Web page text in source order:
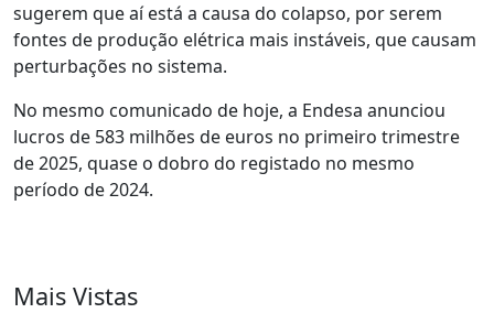
sugerem que aí está a causa do colapso, por serem
fontes de produção elétrica mais instáveis, que causam
perturbações no sistema.
No mesmo comunicado de hoje, a Endesa anunciou
lucros de 583 milhões de euros no primeiro trimestre
de 2025, quase o dobro do registado no mesmo
período de 2024.
Mais Vistas